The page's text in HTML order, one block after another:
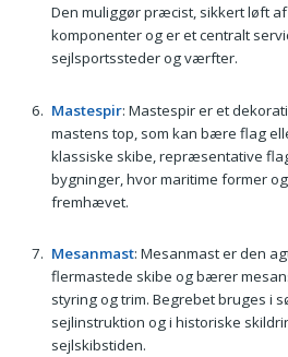
Den muliggør præcist, sikkert løft
komponenter og er et centralt
sejlsportssteder og værfter.
Mastespir: Mastespir er et
mastens top, som kan bære flag
klassiske skibe, repræsentative
bygninger, hvor maritime former
fremhævet.
Mesanmast: Mesanmast er den
flermastede skibe og bærer
styring og trim. Begrebet bruges i
sejlinstruktion og i historiske
sejlskibstiden.